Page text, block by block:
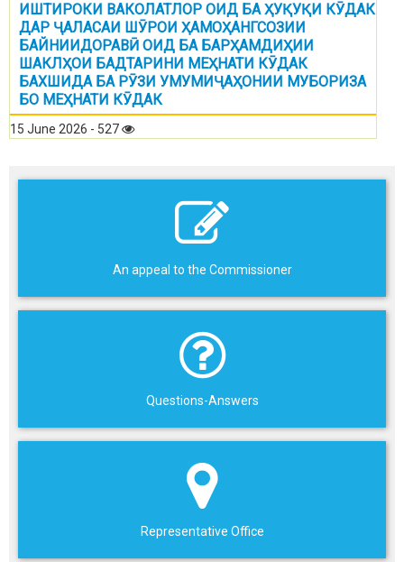
ИШТИРОКИ ВАКОЛАТЛОР ОИД БА ҲУҚУҚИ КӮДАК
ДАР ҶАЛАСАИ ШӮРОИ ҲАМОҲАНГСОЗИИ
БАЙНИИДОРАВӢ ОИД БА БАРҲАМДИҲИИ
ШАКЛҲОИ БАДТАРИНИ МЕҲНАТИ КӮДАК
БАХШИДА БА РӮЗИ УМУМИҶАҲОНИИ МУБОРИЗА
БО МЕҲНАТИ КӮДАК
15 June 2026 - 527
An appeal to the Commissioner
Questions-Answers
Representative Office